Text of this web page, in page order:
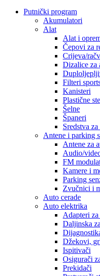
Putnički program
Akumulatori
Alat
Alat i
Čepovi za
Crijeva/
Dizalice za
Filteri
Kanisteri
Plastične
Šelne
Španeri
Sredstva
Antene i parking
Antene za
Audio/
FM
Kamere i
Parking
Zvučnici i
Auto cerade
Auto elektrika
Adapteri
Daljinska
Džekovi,
Ispitivači
Osigurači
Prekidači